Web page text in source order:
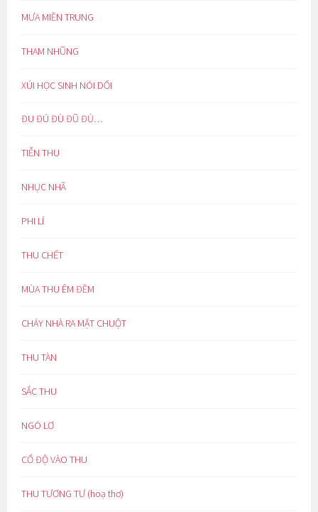
MƯA MIỀN TRUNG
THAM NHŨNG
XÚI HỌC SINH NÓI DỐI
ĐU ĐÚ ĐÙ ĐŨ ĐỦ…
TIỄN THU
NHỤC NHÃ
PHI LÍ
THU CHẾT
MÙA THU ÊM ĐỀM
CHÁY NHÀ RA MẶT CHUỘT
THU TÀN
SẮC THU
NGÓ LƠ
CỔ ĐỘ VÀO THU
THU TƯƠNG TƯ (hoạ thơ)